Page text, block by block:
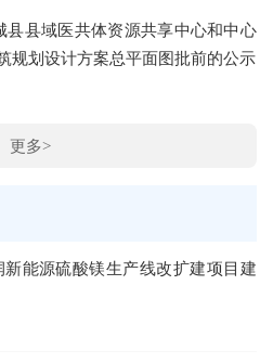
县县域医共体资源共享中心和中心
规划设计方案总平面图批前的公示
更多>
能源硫酸镁生产线改扩建项目建